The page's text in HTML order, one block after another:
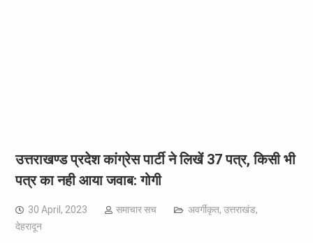
उत्तराखण्ड प्रदेश कांग्रेस पार्टी ने लिखें 37 पत्र, किसी भी
पत्र का नही आया जवाब: गोगी
30 April, 2023 समाचार सच अवर्गीकृत, उत्तराखंड,
देहरादून